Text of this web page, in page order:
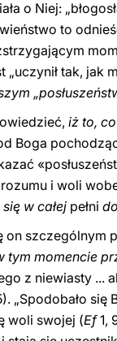
o Niej:
to
„uczynił tak, jak
iż to,
Boga
rozumu i woli
w całej pełni
on
tym momencie
z niewiasty ...
„Spodobało
woli swojej (Ef1,